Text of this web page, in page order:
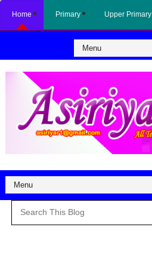
Home Primary Upper Primary